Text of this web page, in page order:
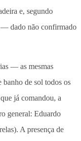
e, segundo
— dado não confirmado
— as mesmas
de sol todos os
já comandou, a
general: Eduardo
A presença de